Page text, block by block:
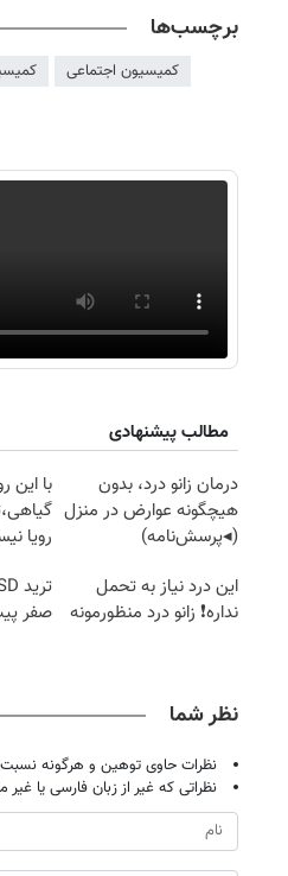
برچسب‌ها
کمیسیون اجتماعی
مطالب پیشنهادی
درمان زانو درد، بدون
هیچگونه عوارض در منزل
(◂پرسش‌نامه)
با
رویا
این درد نیاز به تحمل
نداره❗ زانو درد منظورمونه
صفر
نظر شما
نظرات حاوی توهین و هرگونه
نظراتی که غیر از زبان فارسی یا